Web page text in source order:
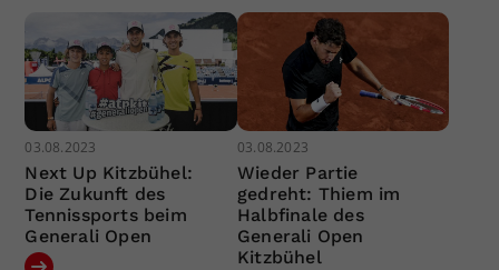
03.08.2023
Next Up Kitzbühel:
Die Zukunft des
Tennissports beim
Generali Open
03.08.2023
Wieder Partie
gedreht: Thiem im
Halbfinale des
Generali Open
Kitzbühel